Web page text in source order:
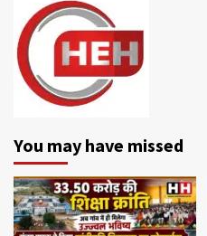
You may have missed